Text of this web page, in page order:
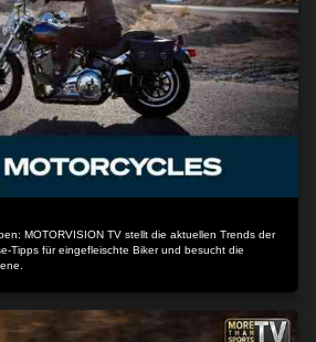
MOTORVISION TV stellt die aktuellen Trends der
Tipps für eingefleischte Biker und besucht die